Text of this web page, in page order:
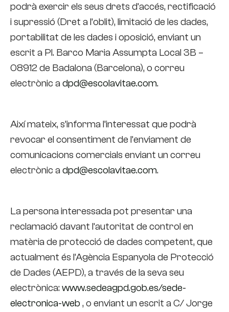
podrà exercir els seus drets d’accés, rectificació
i supressió (Dret a l’oblit), limitació de les dades,
portabilitat de les dades i oposició, enviant un
escrit a Pl. Barco Maria Assumpta Local 3B –
08912 de Badalona (Barcelona), o correu
electrònic adpd@escolavitae.com.
Així mateix, s’informa l’interessat que podrà
revocar el consentiment de l’enviament de
comunicacions comercials enviant un correu
electrònic adpd@escolavitae.com.
La persona interessada pot presentar una
reclamació davant l’autoritat de control en
matèria de protecció de dades competent, que
actualment és l’Agència Espanyola de Protecció
de Dades (AEPD), a través de la seva seu
electrònica:www.sedeagpd.gob.es/sede-
electronica-web , o enviant un escrit a C/ Jorge